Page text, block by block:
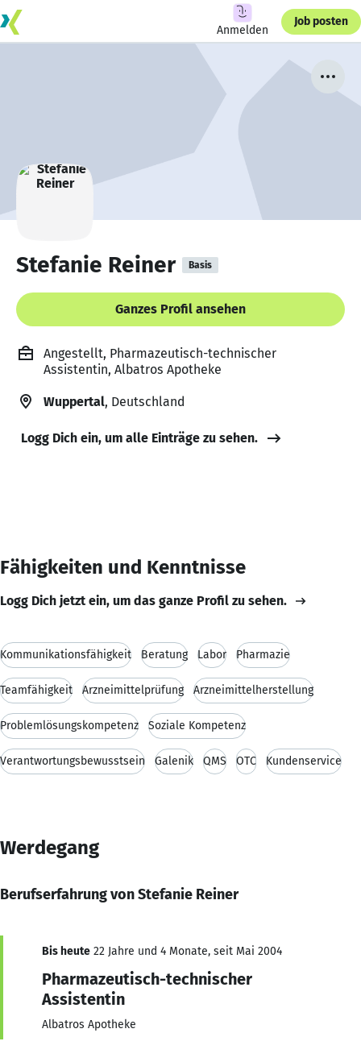
Anmelden
Job posten
Stefanie Reiner Basis
Ganzes Profil ansehen
Angestellt, Pharmazeutisch-technischer
Assistentin, Albatros Apotheke
Wuppertal, Deutschland
Logg Dich ein, um alle Einträge zu sehen.
Fähigkeiten und Kenntnisse
Logg Dich jetzt ein, um das ganze Profil zu sehen.
Kommunikationsfähigkeit Beratung Labor Pharmazie
Teamfähigkeit Arzneimittelprüfung Arzneimittelherstellung
Problemlösungskompetenz Soziale Kompetenz
Verantwortungsbewusstsein Galenik QMS OTC Kundenservice
Werdegang
Berufserfahrung von Stefanie Reiner
Bis heute 22 Jahre und 4 Monate, seit Mai 2004
Pharmazeutisch-technischer
Assistentin
Albatros Apotheke